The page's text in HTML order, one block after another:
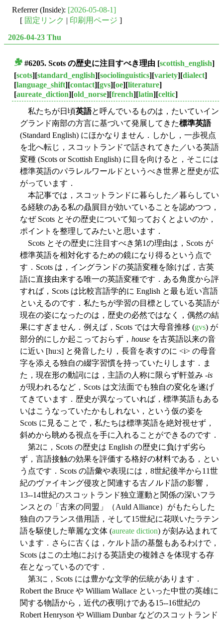
Referrer (Inside): [2026-05-08-1]
[ 固定リンク | 印刷用ページ ]
2026-04-23 Thu
#6205. Scots の歴史に注目すべき理由 [scottish_english]
[scots][standard_english][sociolinguistics][variety][dialect]
[language_shift][contact][gvs][oe][literature]
[aureate_diction][old_norse][french][latin][celtic]
私たちが日頃英語と呼んでいるものは，たいていイン
グランド南部の方言に基づいて発展してきた標準英語
(Standard English) にほかなりません．しかし，一歩視点
を北へ転じ，スコットランドで話されてきた／いる英語
変種 (Scots or Scottish English) に目を向けると，そこには
標準英語のパラレルワールドというべき世界と歴史が広
がっています．
本記事では，スコットランドに暮らした／暮らしてい
る経験のある私の贔屓目が効いていることを認めつつ，
なぜ Scots とその歴史について知っておくとよいのか，
ポイントを整理してみたいと思います．
Scots とその歴史に注目すべき第1の理由は，Scots が
標準英語を相対化するための鏡になり得るという点で
す．Scots は，イングランドの英語変種を除けば，古英
語に直接由来する唯一の英語変種です．ある角度から評
すれば，Scots は比較言語学的に English と最も近い言語
といえるのです．私たちが学習の目標としている英語が
現在の姿になったのは，歴史の必然ではなく，偶然の結
果にすぎません．例えば，Scots では大母音推移 (gvs) が
部分的にしか起こっておらず， house を古英語以来の音
に近い [huːs] と発音したり，長音を表すのに <i> の母音
字を添える独自の綴字習慣を持っていたりします．ま
た，現在形の動詞には，主語の人称に限らず軒並み -is
が現われるなど，Scots は文法面でも独自の変化を遂げ
てきています．歴史が異なっていれば，標準英語もある
いはこうなっていたかもしれない，という仮の姿を
Scots に見ることで，私たちは標準英語を絶対視せず，
斜めから眺める視点を手に入れることができるのです．
第2に，Scots の歴史は English の歴史に負けず劣ら
ず，言語接触の効果を評価する格好の材料である，とい
う点です．Scots の語彙や表現には，8世紀後半から11世
紀のヴァイキング侵攻と関連する古ノルド語の影響，
13--14世紀のスコットランド独立運動と関係の深いフラ
ンスとの「古来の同盟」（Auld Alliance）がもたらした
独自のフランス借用語，そして15世紀に花咲いたラテン
語を駆使した華麗な文体 (aureate diction) が刻み込まれて
います．さらに古くは，ケルト語の基盤もあるわけで，
Scots はこの土地における英語史の複雑さを体現する存
在となっているのです．
第3に，Scots には豊かな文学的伝統があります．
Robert the Bruce や William Wallace といった中世の英雄に
関する物語から，近代の夜明けである15--16世紀の
Robert Henryson や William Dunbar などのスコットランド